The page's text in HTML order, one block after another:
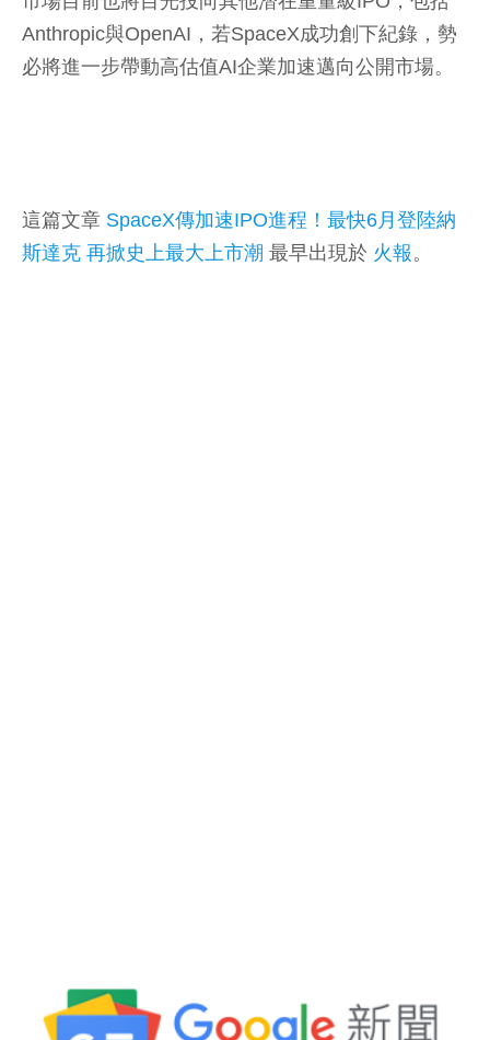
Anthropic與OpenAI，若SpaceX成功創下紀錄，勢
必將進一步帶動高估值AI企業加速邁向公開市場。
這篇文章 SpaceX傳加速IPO進程！最快6月登陸納
斯達克 再掀史上最大上市潮 最早出現於 火報 。